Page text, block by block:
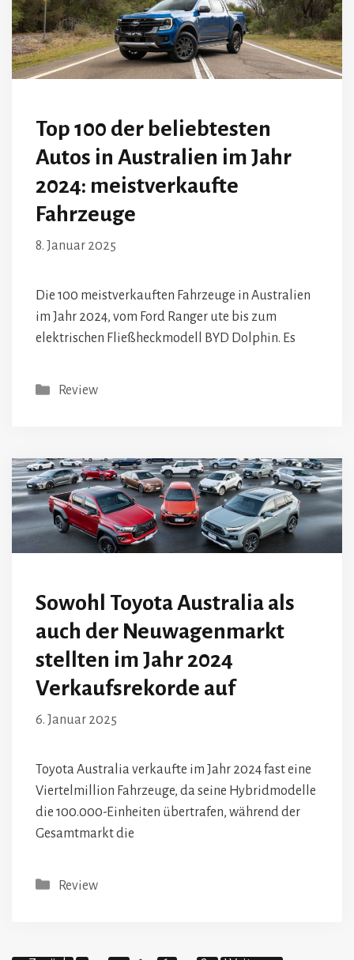
Top 100 der beliebtesten
Autos in Australien im Jahr
2024: meistverkaufte
Fahrzeuge
8. Januar 2025
Die 100 meistverkauften Fahrzeuge in Australien
im Jahr 2024, vom Ford Ranger ute bis zum
elektrischen Fließheckmodell BYD Dolphin. Es
Kategorien
Review
Sowohl Toyota Australia als
auch der Neuwagenmarkt
stellten im Jahr 2024
Verkaufsrekorde auf
6. Januar 2025
Toyota Australia verkaufte im Jahr 2024 fast eine
Viertelmillion Fahrzeuge, da seine Hybridmodelle
die 100.000-Einheiten übertrafen, während der
Gesamtmarkt die
Kategorien
Review